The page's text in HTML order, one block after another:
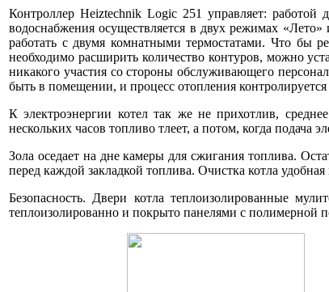
Контроллер Heiztechnik Logic 251 управляет: работой
водоснабжения осуществляется в двух режимах
работать с двумя комнатными термостатами. Что бы
необходимо расширить количество контуров, можно
никакого участия со стороны обслуживающего
быть в помещении, и процесс отопления контролируется
К электроэнергии котел так же не прихотлив,
нескольких часов топливо тлеет, а потом, когда подача
Зола оседает на дне камеры для сжигания топлива.
перед каждой закладкой топлива. Очистка котла
Безопасность. Двери котла теплоизолированные
теплоизолированно и покрыто панелями с полимерной